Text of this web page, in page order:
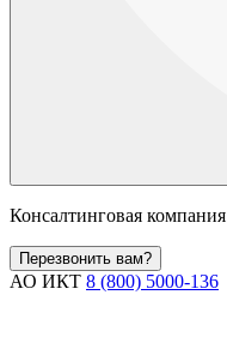
Консалтинговая компания
Перезвонить вам?
АО ИКТ 8 (800) 5000-136